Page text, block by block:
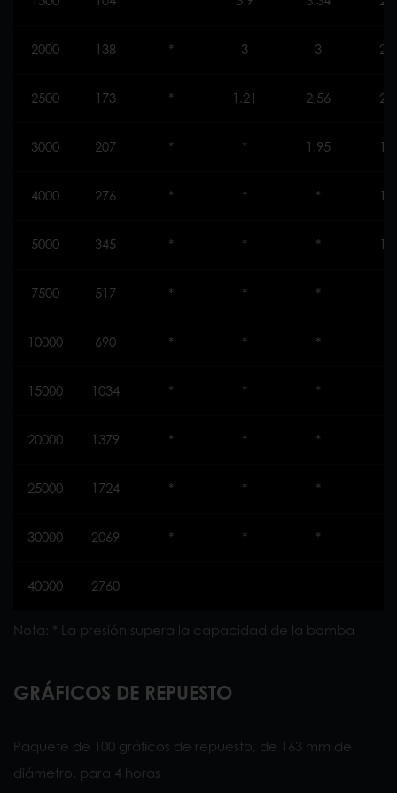
2000 138 * 3 3
2500 173 * 1.21 2.56
3000 207 * * 1.95
4000 276 * * *
5000 345 * * *
7500 517 * * *
10000 690 * * *
15000 1034 * * *
20000 1379 * * *
25000 1724 * * *
30000 2069 * * *
40000 2760
Nota: * La presión supera la capacidad de la bomba
GRÁFICOS DE REPUESTO
Paquete de 100 gráficos de repuesto, de 163 mm de
diámetro, para 4 horas